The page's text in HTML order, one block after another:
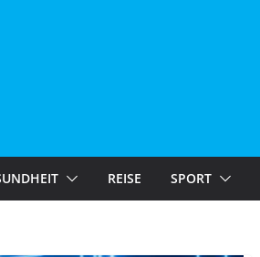
REISE SPORT